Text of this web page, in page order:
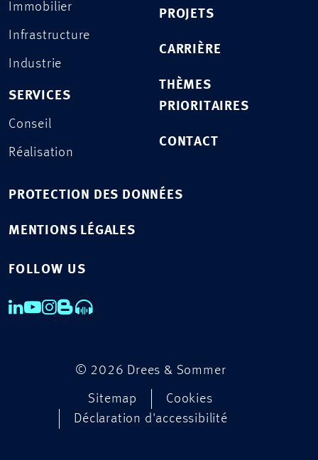
Immobilier
Infrastructure
Industrie
SERVICES
Conseil
Réalisation
PROJETS
CARRIÈRE
THÈMES
PRIORITAIRES
CONTACT
PROTECTION DES DONNÉES
MENTIONS LÉGALES
FOLLOW US
© 2026 Drees & Sommer
Sitemap
Cookies
Déclaration d'accessibilité